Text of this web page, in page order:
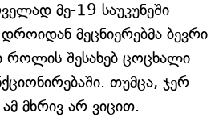
მე-19 საუკუნეში
მეცნიერებმა ბევრი
როლის შესახებ ცოცხალი
თუმცა, ჯერ
მხრივ არ ვიცით.